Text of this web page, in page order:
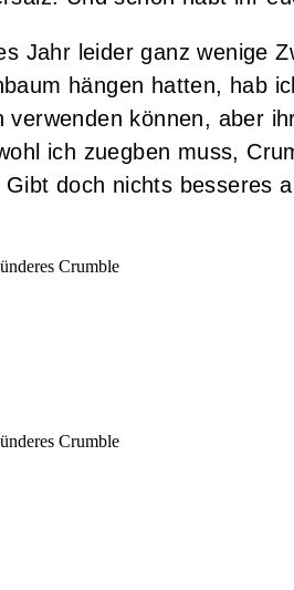
Jahr leider ganz wenige
hängen hatten, hab
verwenden können, aber
ich zuegben muss,
Gibt doch nichts besseres